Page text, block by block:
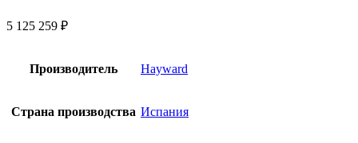
5 125 259 ₽
Производитель Hayward
Страна производства Испания